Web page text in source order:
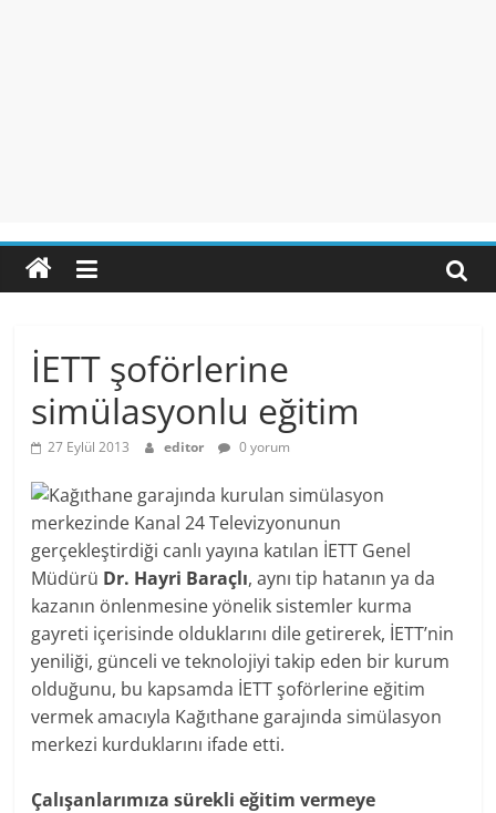
İETT şoförlerine
simülasyonlu eğitim
27 Eylül 2013 editor 0 yorum
Kağıthane garajında kurulan simülasyon
merkezinde Kanal 24 Televizyonunun
gerçekleştirdiği canlı yayına katılan İETT Genel
Müdürü Dr. Hayri Baraçlı, aynı tip hatanın ya da
kazanın önlenmesine yönelik sistemler kurma
gayreti içerisinde olduklarını dile getirerek, İETT’nin
yeniliği, günceli ve teknolojiyi takip eden bir kurum
olduğunu, bu kapsamda İETT şoförlerine eğitim
vermek amacıyla Kağıthane garajında simülasyon
merkezi kurduklarını ifade etti.
Çalışanlarımıza sürekli eğitim vermeye